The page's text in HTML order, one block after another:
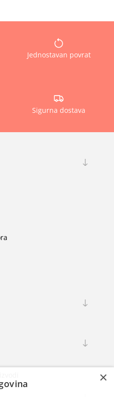
Jednostavan povrat
Sigurna dostava
×